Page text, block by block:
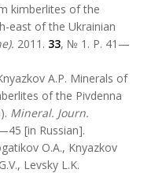
kimberlites of the
east of the Ukrainian
2011. 33, № 1. P. 41—
A.P. Minerals of
of the Pivdenna
Mineral. Journ.
[in Russian].
O.A., Knyazkov
Levsky L.K.